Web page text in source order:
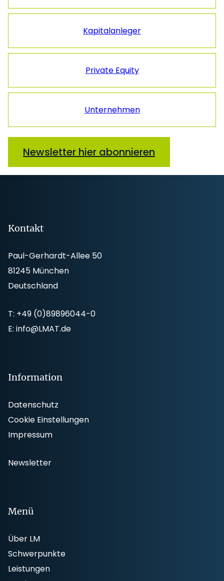
Kapitalanleger
Private Equity
Unternehmen
Newsletter hier abonnieren
Footer
Kontakt
Paul-Gerhardt-Allee 50
81245 München
Deutschland
T: +49 (0)89896044-0
E: info@LMAT.de
Information
Datenschutz
Cookie Einstellungen
Impressum
Newsletter
Menü
Über LM
Schwerpunkte
Leistungen